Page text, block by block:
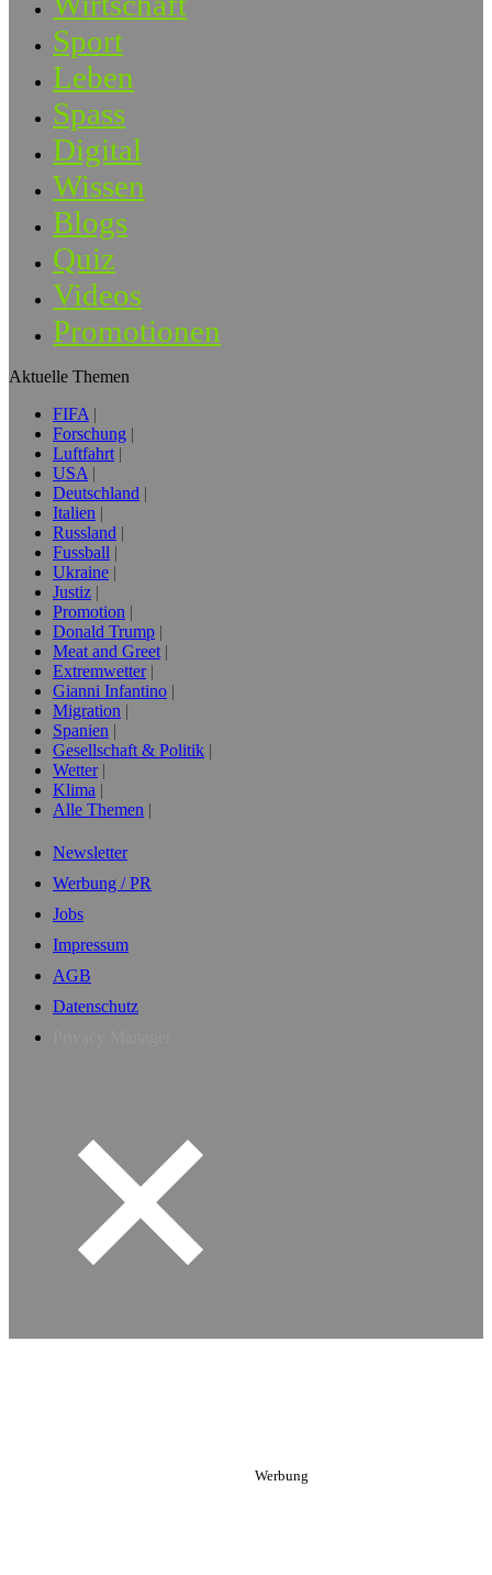
Sport
Leben
Spass
Digital
Wissen
Blogs
Quiz
Videos
Promotionen
Aktuelle Themen
FIFA
Forschung
Luftfahrt
USA
Deutschland
Italien
Russland
Fussball
Ukraine
Justiz
Promotion
Donald Trump
Meat and Greet
Extremwetter
Gianni Infantino
Migration
Spanien
Gesellschaft & Politik
Wetter
Klima
Alle Themen
Newsletter
Werbung / PR
Jobs
Impressum
AGB
Datenschutz